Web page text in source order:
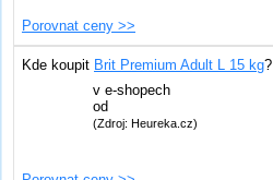
Porovnat ceny >>
Kde koupit Brit Premium Adult L 15 kg?
v e-shopech
od
(Zdroj: Heureka.cz)